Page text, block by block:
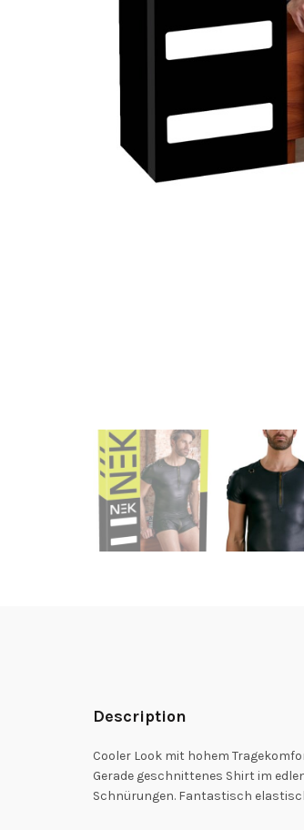
Description
Cooler Look mit hohem
Gerade geschnittenes Shirt im
Schnürungen. Fantastisch